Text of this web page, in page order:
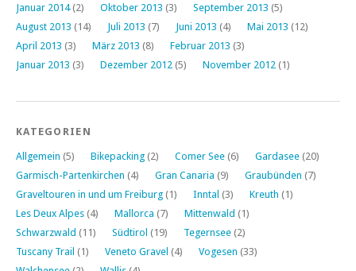
Januar 2014(2) Oktober 2013 (3) September 2013 (5)
August 2013 (14) Juli 2013 (7) Juni 2013 (4) Mai 2013 (12)
April 2013 (3) März 2013 (8) Februar 2013 (3)
Januar 2013 (3) Dezember 2012 (5) November 2012 (1)
KATEGORIEN
Allgemein (5) Bikepacking (2) Comer See (6) Gardasee (20)
Garmisch-Partenkirchen (4) Gran Canaria (9) Graubünden (7)
Graveltouren in und um Freiburg (1) Inntal (3) Kreuth (1)
Les Deux Alpes (4) Mallorca (7) Mittenwald (1)
Schwarzwald (11) Südtirol (19) Tegernsee (2)
Tuscany Trail (1) Veneto Gravel (4) Vogesen (33)